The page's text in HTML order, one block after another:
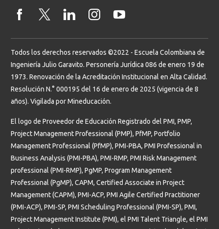
Todos los derechos reservados ©2022 - Escuela Colombiana de
Ingeniería Julio Garavito. Personería Jurídica 086 de enero 19 de
1973. Renovación de la Acreditación Institucional en Alta Calidad.
Resolución N.° 000195 del 16 de enero de 2025 (vigencia de 8
años). Vigilada por Mineducación.
El logo de Proveedor de Educación Registrado del PMI, PMP,
Project Management Professional (PMP), PfMP, Portfolio
Management Professional (PfMP), PMI-PBA, PMI Professional in
Business Analysis (PMI-PBA), PMI-RMP, PMI Risk Management
professional (PMI-RMP), PgMP, Program Management
Professional (PgMP), CAPM, Certified Associate in Project
Management (CAPM), PMI-ACP, PMI Agile Certified Practitioner
(PMI-ACP), PMI-SP, PMI Scheduling Professional (PMI-SP), PMI,
Project Management Institute (PMI), el PMI Talent Triangle, el PMI